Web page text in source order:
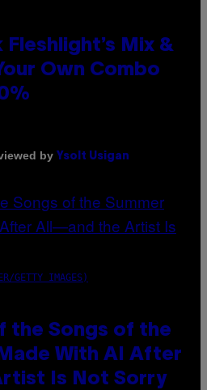
Fleshlight’s Mix &
Own Combo
by Ysolt Usigan
GETTY IMAGES)
the Songs of the
With AI After
Is Not Sorry